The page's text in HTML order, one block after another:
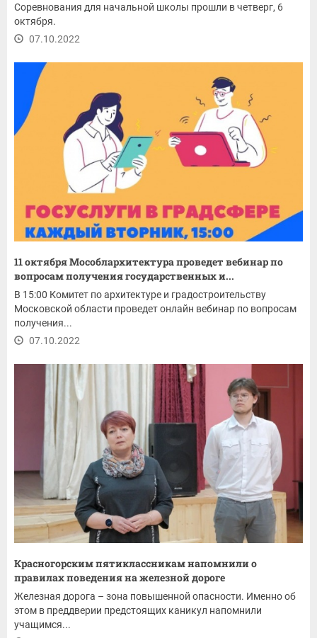
Соревнования для начальной школы прошли в четверг, 6
октября.
07.10.2022
11 октября Мособлархитектура проведет вебинар по
вопросам получения государственных и...
В 15:00 Комитет по архитектуре и градостроительству
Московской области проведет онлайн вебинар по вопросам
получения...
07.10.2022
Красногорским пятиклассникам напомнили о
правилах поведения на железной дороге
Железная дорога – зона повышенной опасности. Именно об
этом в преддверии предстоящих каникул напомнили
учащимся...